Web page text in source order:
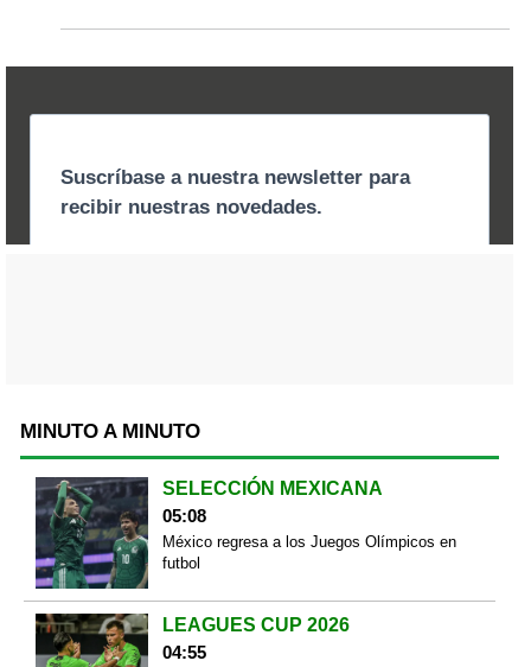
MINUTO A MINUTO
SELECCIÓN MEXICANA
05:08
México regresa a los Juegos Olímpicos en
futbol
LEAGUES CUP 2026
04:55